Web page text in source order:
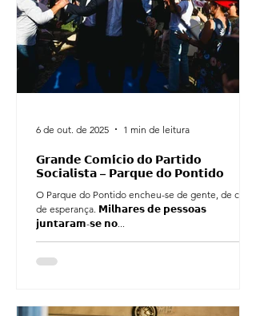
𝗚𝗿𝗮𝗻𝗱𝗲 𝗖𝗼𝗺𝗶́𝗰𝗶𝗼 𝗱𝗼 𝗣𝗮𝗿𝘁𝗶𝗱𝗼
𝗦𝗼𝗰𝗶𝗮𝗹𝗶𝘀𝘁𝗮 – 𝗣𝗮𝗿𝗾𝘂𝗲 𝗱𝗼 𝗣𝗼𝗻𝘁𝗶𝗱𝗼
O Parque do Pontido encheu-se de gente, de cor e
de esperança. 𝗠𝗶𝗹𝗵𝗮𝗿𝗲𝘀 𝗱𝗲 𝗽𝗲𝘀𝘀𝗼𝗮𝘀
𝗷𝘂𝗻𝘁𝗮𝗿𝗮𝗺-𝘀𝗲 𝗻𝗼...
6 de out. de 2025 1 min de leitura